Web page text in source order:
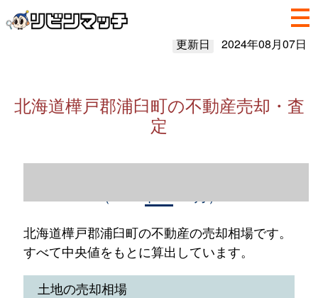
更新日 2024年08月07日
北海道樺戸郡浦臼町の不動産売却・査
定
北海道樺戸郡浦臼町の不動産の売却相場です。
すべて中央値をもとに算出しています。
土地の売却相場